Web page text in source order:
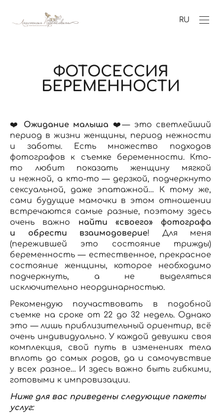
RU
ФОТОСЕССИЯ
БЕРЕМЕННОСТИ
❤️ Ожидание малыша ❤️— это светлейший
период в жизни женщины, период нежности
и заботы. Есть множество подходов
фотографов к съемке беременности. Кто-
то любит показать женщину мягкой
и нежной, а кто-то — дерзкой, подчеркнуто
сексуальной, даже эпатажной… К тому же,
сами будущие мамочки в этом отношении
встречаются самые разные, поэтому здесь
очень важно найти «своего» фотографа
и обрести взаимодоверие! Для меня
(пережившей это состояние трижды)
беременность — естественное, прекрасное
состояние женщины, которое необходимо
подчеркнуть, а не выделяться
исключительно неординарностью.
Рекомендую поучаствовать в подобной
съемке на сроке от 22 до 32 недель. Однако
это — лишь приблизительный ориентир, всё
очень индивидуально. У каждой девушки своя
комплекция, свой путь в изменениях тела
вплоть до самых родов, да и самочувствие
у всех разное… И здесь важно быть гибкими,
готовыми к импровизации.
Ниже для вас приведены следующие пакеты
услуг: